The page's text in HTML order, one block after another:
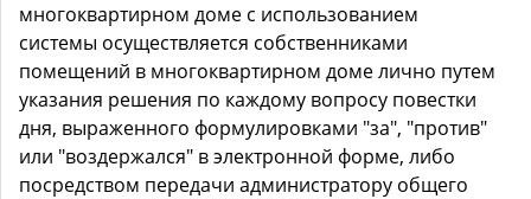
многоквартирном доме с использованием
системы осуществляется собственниками
помещений в многоквартирном доме лично путем
указания решения по каждому вопросу повестки
дня, выраженного формулировками "за", "против"
или "воздержался" в электронной форме, либо
посредством передачи администратору общего